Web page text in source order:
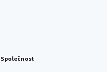
Společnost